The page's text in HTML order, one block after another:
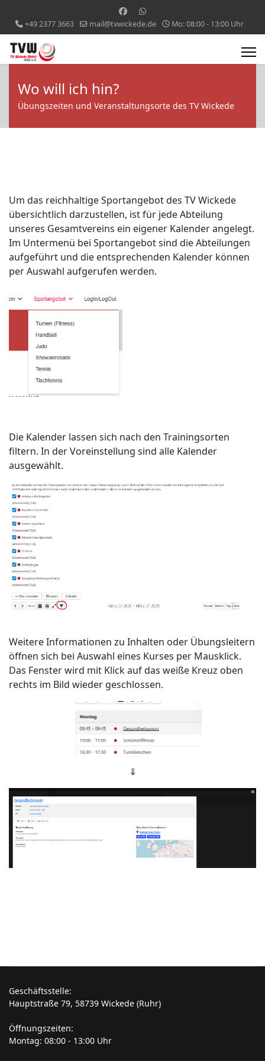
+49 2377 3663 mail@tvwickede.de Mo: 08:00 - 13:00 Uhr
Wo will ich hin?
Übungszeiten und Veranstaltungsorte des TV Wickede
Um das reichhaltige Sportangebot des TV Wickede
übersichtlich darzustellen, ist für jede Abteilung
unseres Gesamtvereins ein eigener Kalender angelegt.
Im Untermenü bei Sportangebot sind die Abteilungen
aufgeführt und die entsprechenden Kalender können
per Auswahl aufgerufen werden.
Die Kalender lassen sich nach den Trainingsorten
filtern. In der Voreinstellung sind alle Kalender
ausgewählt.
Weitere Informationen zu Inhalten oder Übungsleitern
öffnen sich bei Auswahl eines Kurses per Mausklick.
Das Fenster wird mit Klick auf das weiße Kreuz oben
rechts im Bild wieder geschlossen.
⇓
Geschäftsstelle:
Hauptstraße 79, 58739 Wickede (Ruhr)
Öffnungszeiten:
Montag: 08:00 - 13:00 Uhr